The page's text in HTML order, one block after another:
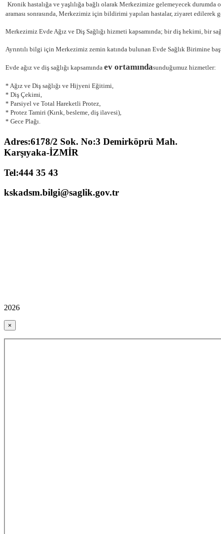
Kronik hastalığa ve yaşlılığa bağlı olarak Merkezimize gelemeyecek
araması sonrasında, Merkezimiz için bildirimi yapılan hastalar, ziyaret
Merkezimiz Evde Ağız ve Diş Sağlığı hizmeti kapsamında; bir diş hekimi, bir
Ayrıntılı bilgi için Merkezimiz zemin katında bulunan Evde Sağlık Birimine
Evde ağız ve diş sağlığı kapsamında ev ortamındasunduğumuz hizmetler:
* Ağız ve Diş sağlığı ve Hijyeni Eğitimi,
* Diş Çekimi,
* Parsiyel ve Total Hareketli Protez,
* Protez Tamiri (Kırık, besleme, diş ilavesi),
* Gece Plağı.
Adres:6178/2 Sok. No:3 Demirköprü Mah.
Karşıyaka-İZMİR
Tel:444 35 43
kskadsm.bilgi@saglik.gov.tr
2026
×